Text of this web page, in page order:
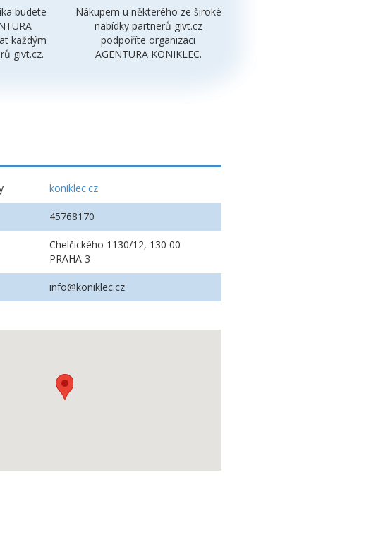
budete
každým
givt.cz.
Nákupem u některého ze široké
nabídky partnerů givt.cz
podpoříte organizaci
AGENTURA KONIKLEC.
koniklec.cz
45768170
Chelčického 1130/12, 130 00
PRAHA 3
info@koniklec.cz